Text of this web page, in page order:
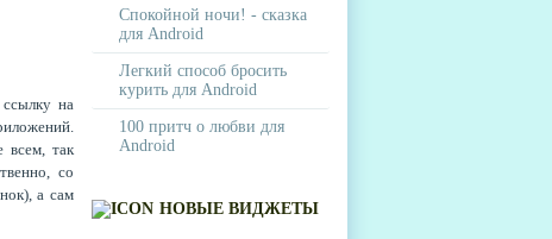
на
всем, так
со
а сам
Спокойной ночи! - сказка
для Android
Легкий способ бросить
курить для Android
100 притч о любви для
Android
НОВЫЕ ВИДЖЕТЫ